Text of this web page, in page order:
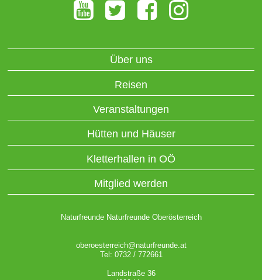
Über uns
Reisen
Veranstaltungen
Hütten und Häuser
Kletterhallen in OÖ
Mitglied werden
Naturfreunde Naturfreunde Oberösterreich
oberoesterreich@naturfreunde.at
Tel: 0732 / 772661
Landstraße 36